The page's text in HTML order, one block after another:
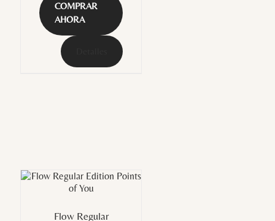
COMPRAR
AHORA
Flow Regular